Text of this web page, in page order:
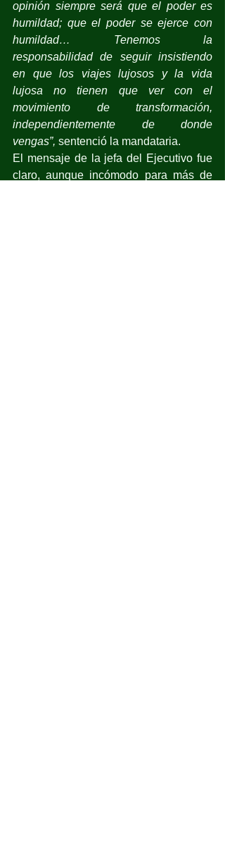
opinión siempre será que el poder es
humildad; que el poder se ejerce con
humildad… Tenemos la
responsabilidad de seguir insistiendo
en que los viajes lujosos y la vida
lujosa no tienen que ver con el
movimiento de transformación,
independientemente de donde
vengas”, sentenció la mandataria.
El mensaje de la jefa del Ejecutivo fue
claro, aunque incómodo para más de